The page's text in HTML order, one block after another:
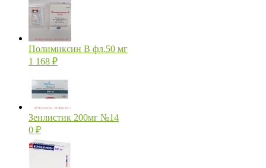
Полимиксин В фл.50 мг
1 168 ₽
Зенлистик 200мг №14
0 ₽